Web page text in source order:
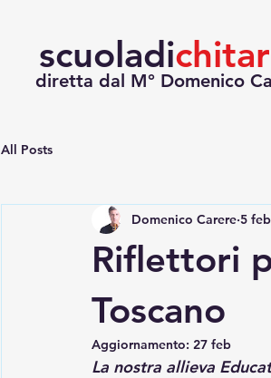
scuoladi
diretta dal M° Domenico
All Posts
Riflettori
Toscano
Domenico Carere 5
Aggiornamento: 27 feb
La nostra allieva